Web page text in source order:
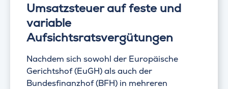
Umsatzsteuer auf feste und
variable
Aufsichtsratsvergütungen
Nachdem sich sowohl der Europäische
Gerichtshof (EuGH) als auch der
Bundesfinanzhof (BFH) in mehreren